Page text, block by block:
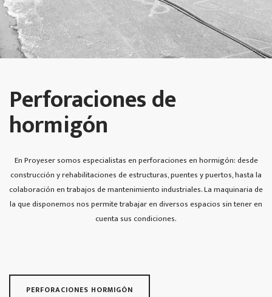
Perforaciones de
hormigón
En Proyeser somos especialistas en perforaciones en hormigón: desde
construcción y rehabilitaciones de estructuras, puentes y puertos, hasta la
colaboración en trabajos de mantenimiento industriales. La maquinaria de
la que disponemos nos permite trabajar en diversos espacios sin tener en
cuenta sus condiciones.
PERFORACIONES HORMIGÓN